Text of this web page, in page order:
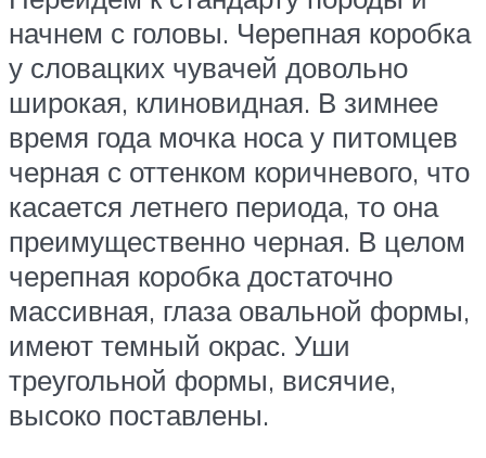
начнем с головы. Черепная коробка
у словацких чувачей довольно
широкая, клиновидная. В зимнее
время года мочка носа у питомцев
черная с оттенком коричневого, что
касается летнего периода, то она
преимущественно черная. В целом
черепная коробка достаточно
массивная, глаза овальной формы,
имеют темный окрас. Уши
треугольной формы, висячие,
высоко поставлены.